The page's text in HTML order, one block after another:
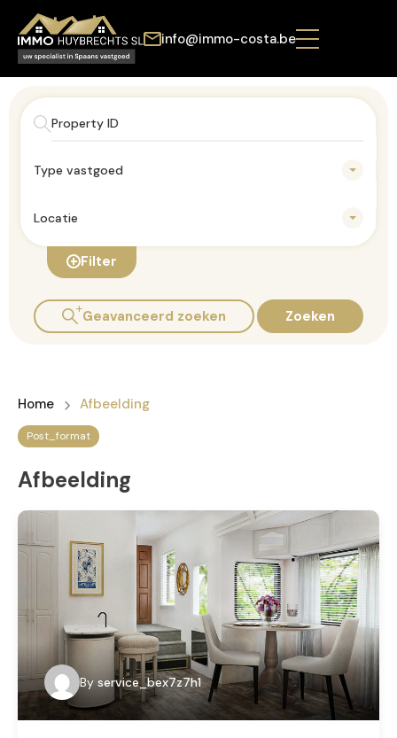
info@immo-costa.be
Type vastgoed
Locatie
Filter
Geavanceerd zoeken Zoeken
Home Afbeelding
Post_format
Afbeelding
By service_bex7z7h1